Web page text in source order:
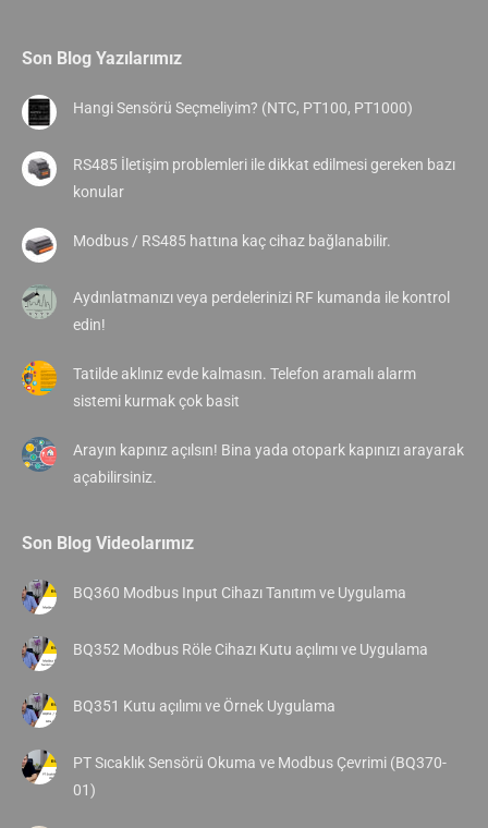
Son Blog Yazılarımız
Hangi Sensörü Seçmeliyim? (NTC, PT100, PT1000)
RS485 İletişim problemleri ile dikkat edilmesi gereken bazı
konular
Modbus / RS485 hattına kaç cihaz bağlanabilir.
Aydınlatmanızı veya perdelerinizi RF kumanda ile kontrol
edin!
Tatilde aklınız evde kalmasın. Telefon aramalı alarm
sistemi kurmak çok basit
Arayın kapınız açılsın! Bina yada otopark kapınızı arayarak
açabilirsiniz.
Son Blog Videolarımız
BQ360 Modbus Input Cihazı Tanıtım ve Uygulama
BQ352 Modbus Röle Cihazı Kutu açılımı ve Uygulama
BQ351 Kutu açılımı ve Örnek Uygulama
PT Sıcaklık Sensörü Okuma ve Modbus Çevrimi (BQ370-
01)